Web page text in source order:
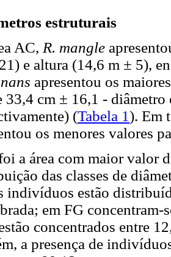
estruturais
AC, R. mangle
e altura (14,6 m ± 5),
apresentou os
33,4 cm ± 16,1 -
(Tabela 1). Em
os menores valores
a área com maior valor
das classes de
indivíduos estão
em FG concentram-
concentrados entre
a presença de